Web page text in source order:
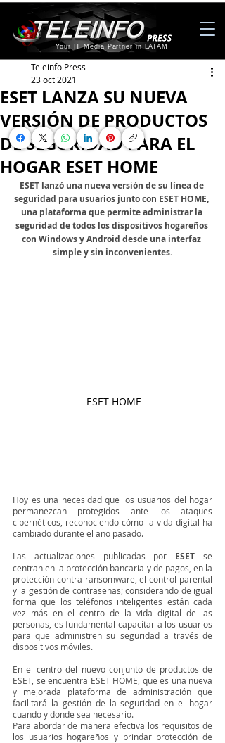
Your IT Media Partner in LATAM
ESET LANZA SU NUEVA
VERSIÓN DE PRODUCTOS
DE SEGURIDAD PARA EL
HOGAR ESET HOME
Teleinfo Press
23 oct 2021
ESET lanzó una nueva versión de su línea de
seguridad para usuarios junto con ESET HOME,
una plataforma que permite administrar la
seguridad de todos los dispositivos hogareños
con Windows y Android desde una interfaz
simple y sin inconvenientes.
ESET HOME
Hoy es una necesidad que los usuarios del hogar
permanezcan protegidos ante los ataques
cibernéticos, reconociendo cómo la vida digital ha
cambiado durante el año pasado.
Las actualizaciones publicadas por ESET se
centran en la protección bancaria y de pagos, en la
protección contra ransomware, el control parental
y la gestión de contraseñas; considerando de igual
forma que los teléfonos inteligentes están cada
vez más en el centro de la vida digital de las
personas, es fundamental capacitar a los usuarios
para que administren su seguridad a través de
dispositivos móviles.
En el centro del nuevo conjunto de productos de
ESET, se encuentra ESET HOME, que es una nueva
y mejorada plataforma de administración que
facilitará la gestión de la seguridad en el hogar
cuando y donde sea necesario.
Para abordar de manera efectiva los requisitos de
los usuarios hogareños y brindar protección de